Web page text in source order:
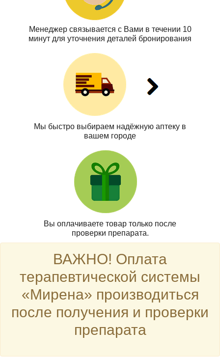
Менеджер связывается с Вами в течении 10
минут для уточнения деталей бронирования
Мы быстро выбираем надёжную аптеку в
вашем городе
Вы оплачиваете товар только после
проверки препарата.
ВАЖНО! Оплата
терапевтической системы
«Мирена» производиться
после получения и проверки
препарата